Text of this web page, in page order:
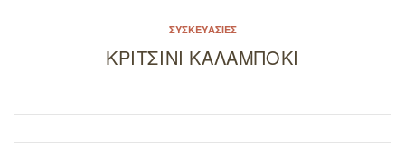
ΣΥΣΚΕΥΑΣΊΕΣ
ΚΡΙΤΣΙΝΙ ΚΑΛΑΜΠΟΚΙ